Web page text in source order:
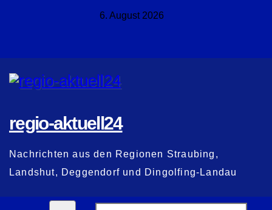
6. August 2026
regio-aktuell24
Nachrichten aus den Regionen Straubing,
Landshut, Deggendorf und Dingolfing-Landau